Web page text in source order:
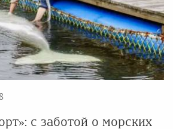
с заботой о морских